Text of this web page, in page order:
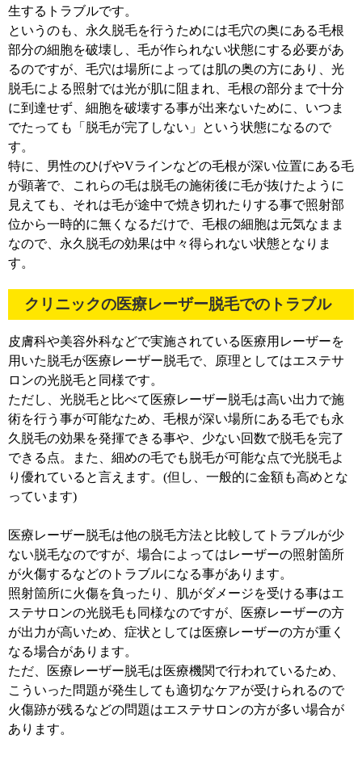
生するトラブルです。
というのも、永久脱毛を行うためには毛穴の奥にある毛根
部分の細胞を破壊し、毛が作られない状態にする必要があ
るのですが、毛穴は場所によっては肌の奥の方にあり、光
脱毛による照射では光が肌に阻まれ、毛根の部分まで十分
に到達せず、細胞を破壊する事が出来ないために、いつま
でたっても「脱毛が完了しない」という状態になるので
す。
特に、男性のひげやVラインなどの毛根が深い位置にある毛
が顕著で、これらの毛は脱毛の施術後に毛が抜けたように
見えても、それは毛が途中で焼き切れたりする事で照射部
位から一時的に無くなるだけで、毛根の細胞は元気なまま
なので、永久脱毛の効果は中々得られない状態となりま
す。
クリニックの医療レーザー脱毛でのトラブル
皮膚科や美容外科などで実施されている医療用レーザーを
用いた脱毛が医療レーザー脱毛で、原理としてはエステサ
ロンの光脱毛と同様です。
ただし、光脱毛と比べて医療レーザー脱毛は高い出力で施
術を行う事が可能なため、毛根が深い場所にある毛でも永
久脱毛の効果を発揮できる事や、少ない回数で脱毛を完了
できる点。また、細めの毛でも脱毛が可能な点で光脱毛よ
り優れていると言えます。(但し、一般的に金額も高めとな
っています)
医療レーザー脱毛は他の脱毛方法と比較してトラブルが少
ない脱毛なのですが、場合によってはレーザーの照射箇所
が火傷するなどのトラブルになる事があります。
照射箇所に火傷を負ったり、肌がダメージを受ける事はエ
ステサロンの光脱毛も同様なのですが、医療レーザーの方
が出力が高いため、症状としては医療レーザーの方が重く
なる場合があります。
ただ、医療レーザー脱毛は医療機関で行われているため、
こういった問題が発生しても適切なケアが受けられるので
火傷跡が残るなどの問題はエステサロンの方が多い場合が
あります。